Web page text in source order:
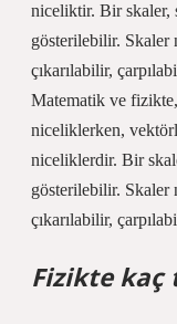
niceliktir. Bir skaler,
gösterilebilir. Skaler
çıkarılabilir,
Matematik ve
niceliklerken,
niceliklerdir. Bir
gösterilebilir. Skaler
çıkarılabilir,
Fizikte kaç